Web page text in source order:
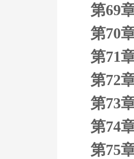
第69
第70
第71
第72
第73
第74
第75